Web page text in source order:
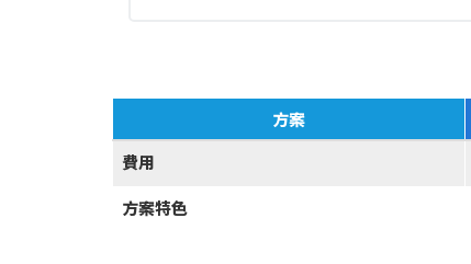
方案
費用
方案特色